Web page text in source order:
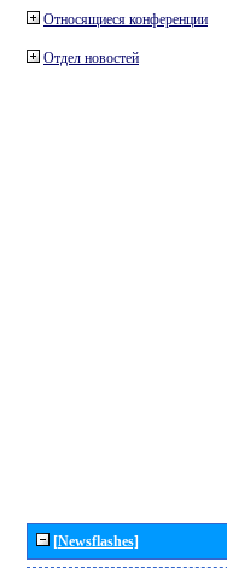
Относящиеся конференции
Отдел новостей
[Newsflashes]